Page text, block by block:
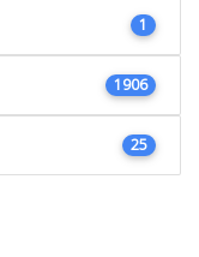
1
1906
25